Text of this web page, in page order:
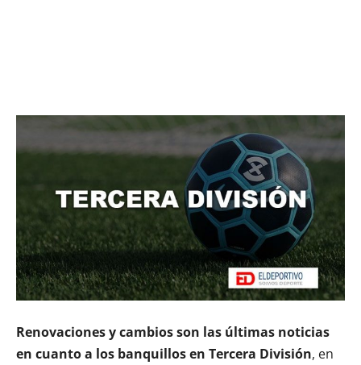
Renovaciones y cambios son las últimas noticias
en cuanto a los banquillos en Tercera División, en